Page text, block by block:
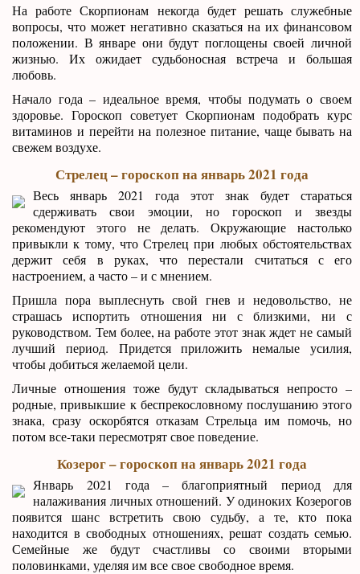
На работе Скорпионам некогда будет решать служебные
вопросы, что может негативно сказаться на их финансовом
положении. В январе они будут поглощены своей личной
жизнью. Их ожидает судьбоносная встреча и большая
любовь.
Начало года – идеальное время, чтобы подумать о своем
здоровье. Гороскоп советует Скорпионам подобрать курс
витаминов и перейти на полезное питание, чаще бывать на
свежем воздухе.
Стрелец – гороскоп на январь 2021 года
Весь январь 2021 года этот знак будет стараться
сдерживать свои эмоции, но гороскоп и звезды
рекомендуют этого не делать. Окружающие настолько
привыкли к тому, что Стрелец при любых обстоятельствах
держит себя в руках, что перестали считаться с его
настроением, а часто – и с мнением.
Пришла пора выплеснуть свой гнев и недовольство, не
страшась испортить отношения ни с близкими, ни с
руководством. Тем более, на работе этот знак ждет не самый
лучший период. Придется приложить немалые усилия,
чтобы добиться желаемой цели.
Личные отношения тоже будут складываться непросто –
родные, привыкшие к беспрекословному послушанию этого
знака, сразу оскорбятся отказам Стрельца им помочь, но
потом все-таки пересмотрят свое поведение.
Козерог – гороскоп на январь 2021 года
Январь 2021 года – благоприятный период для
налаживания личных отношений. У одиноких Козерогов
появится шанс встретить свою судьбу, а те, кто пока
находится в свободных отношениях, решат создать семью.
Семейные же будут счастливы со своими вторыми
половинками, уделяя им все свое свободное время.